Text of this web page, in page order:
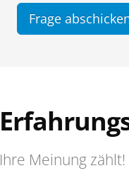
Frage
Ihre Meinung